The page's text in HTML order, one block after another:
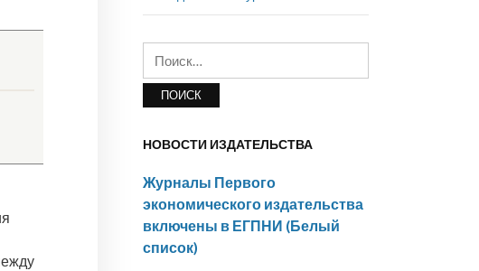
НОВОСТИ ИЗДАТЕЛЬСТВА
Журналы Первого
экономического издательства
включены в ЕГПНИ (Белый
список)